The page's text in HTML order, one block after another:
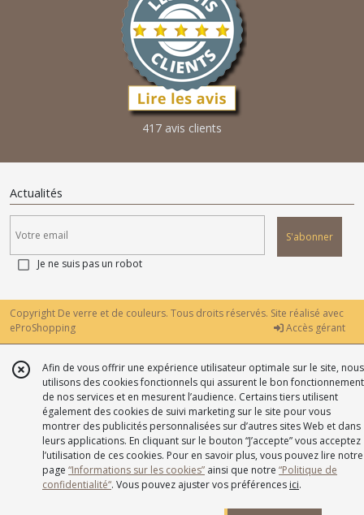
417 avis clients
Actualités
S'abonner
Je ne suis pas un robot
Copyright De verre et de couleurs. Tous droits réservés. Site réalisé avec
eProShopping
Accès gérant
Afin de vous offrir une expérience utilisateur optimale sur le site, nous
utilisons des cookies fonctionnels qui assurent le bon fonctionnement
de nos services et en mesurent l’audience. Certains tiers utilisent
également des cookies de suivi marketing sur le site pour vous
montrer des publicités personnalisées sur d’autres sites Web et dans
leurs applications. En cliquant sur le bouton “J’accepte” vous acceptez
l’utilisation de ces cookies. Pour en savoir plus, vous pouvez lire notre
page “Informations sur les cookies” ainsi que notre “Politique de
confidentialité“. Vous pouvez ajuster vos préférences ici.